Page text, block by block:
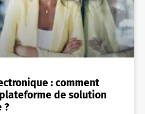
: comment
de solution
?